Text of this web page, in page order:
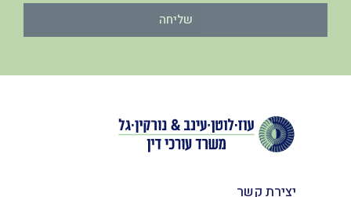
שליחה
יצירת קשר